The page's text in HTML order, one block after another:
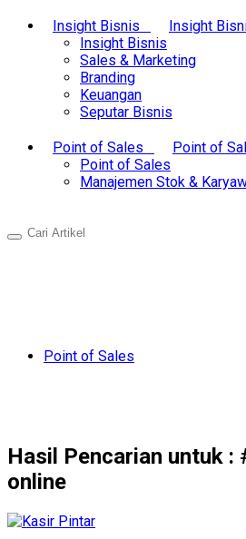
Insight Bisnis
Insight
Insight Bisnis
Sales & Marketing
Branding
Keuangan
Seputar Bisnis
Point of Sales
Point of
Point of Sales
Manajemen Stok &
Point of Sales
Hasil Pencarian untuk :
online